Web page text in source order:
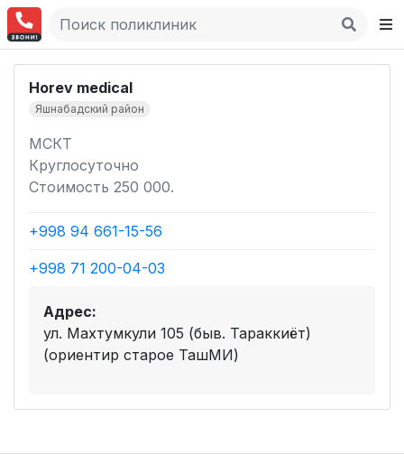
Horev medical
Яшнабадский район
МСКТ
Круглосуточно
Стоимость 250 000.
+998 94 661-15-56
+998 71 200-04-03
Адрес:
ул. Махтумкули 105 (быв. Тараккиёт)
(ориентир старое ТашМИ)